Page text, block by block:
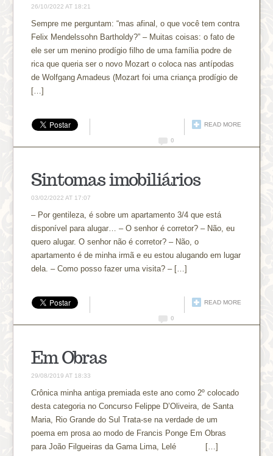
26/10/2022 AT 18:21
Sempre me perguntam: “mas afinal, o que você tem contra
Felix Mendelssohn Bartholdy?” – Muitas coisas: o fato de
ele ser um menino prodígio filho de uma família podre de
rica que queria ser o novo Mozart o coloca nas antípodas
de Wolfgang Amadeus (Mozart foi uma criança prodígio de
[…]
READ MORE
0
Sintomas imobiliários
03/02/2022 AT 17:07
– Por gentileza, é sobre um apartamento 3/4 que está
disponível para alugar… – O senhor é corretor? – Não, eu
quero alugar. O senhor não é corretor? – Não, o
apartamento é de minha irmã e eu estou alugando em lugar
dela. – Como posso fazer uma visita? – […]
READ MORE
0
Em Obras
29/08/2019 AT 18:33
Crônica minha antiga premiada este ano como 2º colocado
desta categoria no Concurso Felippe D’Oliveira, de Santa
Maria, Rio Grande do Sul Trata-se na verdade de um
poema em prosa ao modo de Francis Ponge Em Obras
para João Filgueiras da Gama Lima, Lelé […]